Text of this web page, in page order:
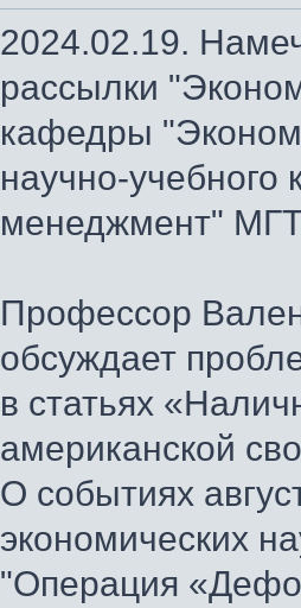
2024.02.19.
рассылки
кафедры
научно-
менеджмент"
Профессор
обсуждает
в статьях
американской
О событиях
экономических
"Операция